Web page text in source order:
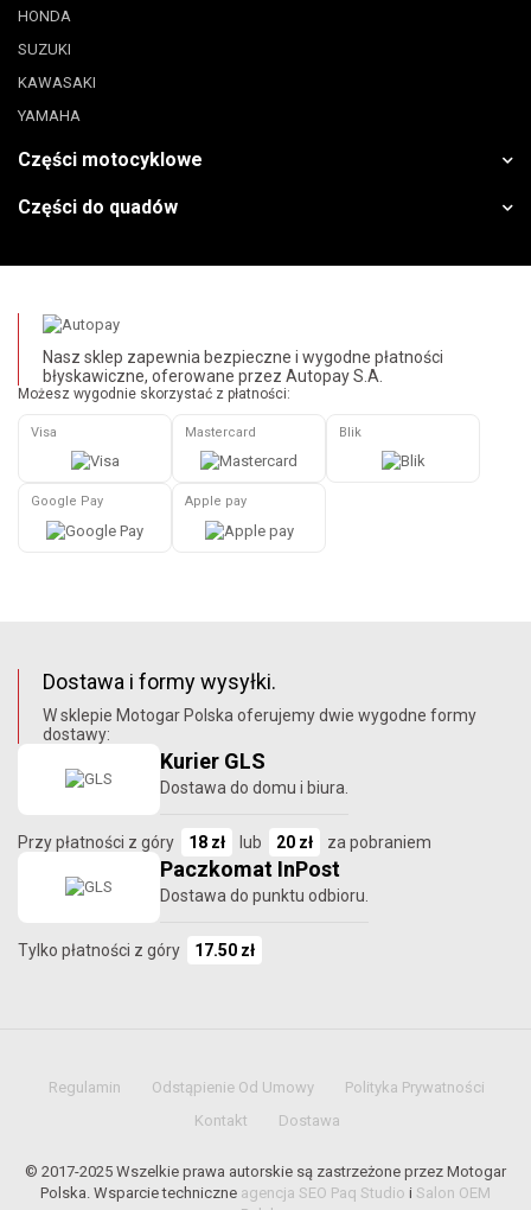
HONDA
SUZUKI
KAWASAKI
YAMAHA
Części motocyklowe
Części do quadów
Nasz sklep zapewnia bezpieczne i wygodne płatności
błyskawiczne, oferowane przez Autopay S.A.
Możesz wygodnie skorzystać z płatności:
Visa Mastercard Blik
Google Pay Apple pay
Dostawa i formy wysyłki.
W sklepie Motogar Polska oferujemy dwie wygodne formy
dostawy:
Kurier GLS
Dostawa do domu i biura.
Przy płatności z góry 18 zł lub 20 zł za pobraniem
Paczkomat InPost
Dostawa do punktu odbioru.
Tylko płatności z góry 17.50 zł
Regulamin Odstąpienie Od Umowy
Polityka Prywatności
Kontakt
Dostawa
© 2017-2025 Wszelkie prawa autorskie są zastrzeżone przez Motogar
Polska. Wsparcie techniczne agencja SEO Paq Studio i Salon OEM